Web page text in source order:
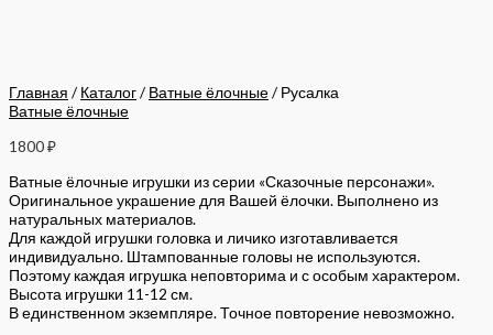
Главная / Каталог/ Ватные ёлочные/ Русалка
Ватные ёлочные
1800₽
Ватные ёлочные игрушки из серии «Сказочные персонажи».
Оригинальное украшение для Вашей ёлочки. Выполнено из
натуральных материалов.
Для каждой игрушки головка и личико изготавливается
индивидуально. Штампованные головы не используются.
Поэтому каждая игрушка неповторима и с особым характером.
Высота игрушки 11-12 см.
В единственном экземпляре. Точное повторение невозможно.